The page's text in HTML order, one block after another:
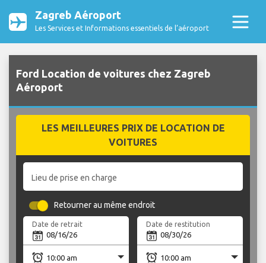
Zagreb Aéroport
Les Services et Informations essentiels de l’aéroport
Ford Location de voitures chez Zagreb
Aéroport
LES MEILLEURES PRIX DE LOCATION DE
VOITURES
Lieu de prise en charge
Retourner au même endroit
Date de retrait Date de restitution